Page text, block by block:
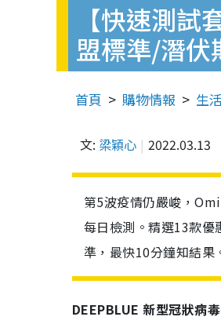
【快速測
盟標準/潛伏
首頁 購物情報 生
文: 梁穎心 2022.03.13
第5波疫情仍嚴峻，
每日檢測。精選13款
準，最快10分鐘知結果
DEEPBLUE 新型冠狀病